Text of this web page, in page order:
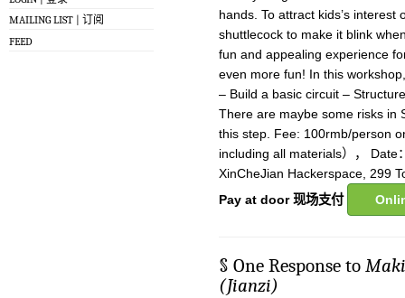
MAILING LIST | 订阅
FEED
hands. To attract kids’s
shuttlecock to make it blink
fun and appealing experience
even more fun! In this
– Build a basic circuit –
There are maybe some risks in
this step. Fee: 100rmb/person
including all materials）， Date
XinCheJian Hackerspace, 299
Pay at door 现场支付
§ One Response to
(Jianzi)